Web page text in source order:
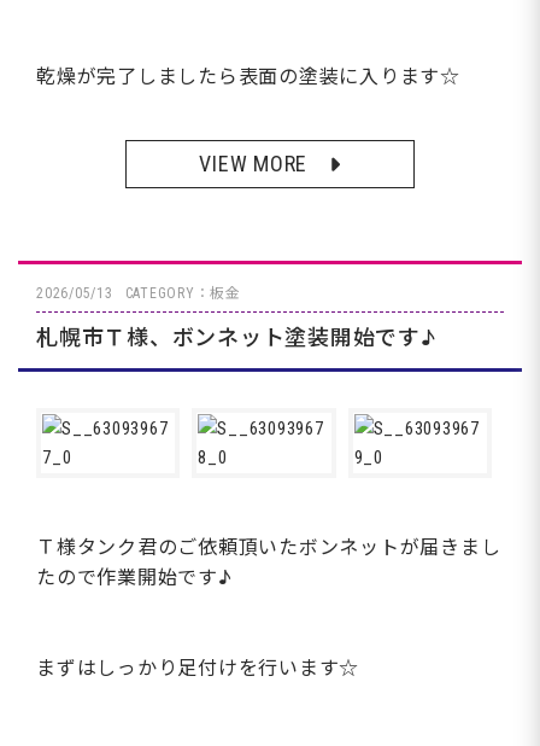
乾燥が完了しましたら表面の塗装に入ります☆
VIEW MORE
2026/05/13 CATEGORY：板金
札幌市Ｔ様、ボンネット塗装開始です♪
Ｔ様タンク君のご依頼頂いたボンネットが届きまし
たので作業開始です♪
まずはしっかり足付けを行います☆